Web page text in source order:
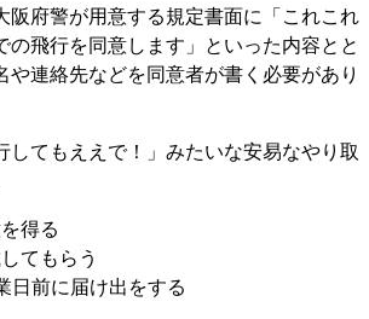
阪府警が用意する規定書面に「これこれ
の飛行を同意します」といった内容とと
や連絡先などを同意者が書く必要があり
してもええで！」みたいな安易なやり取
得る
てもらう
日前に届け出をする